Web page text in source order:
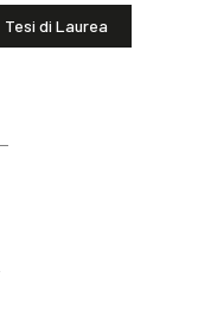
Tesi di Laurea